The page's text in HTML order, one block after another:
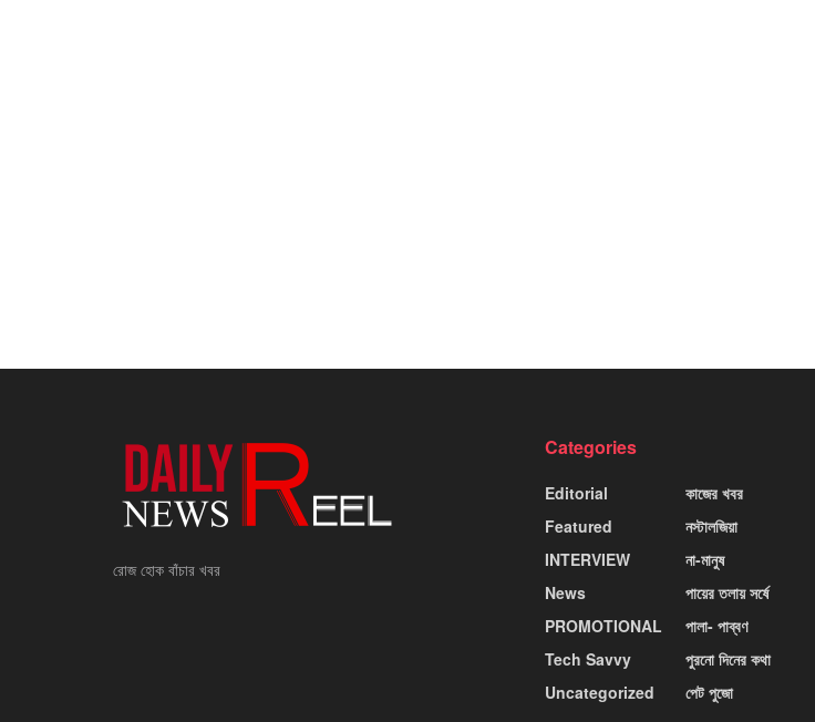
রোজ হোক বাঁচার খবর
Categories
Editorial
Featured
INTERVIEW
News
PROMOTIONAL
Tech Savvy
Uncategorized
কাজের খবর
নস্টালজিয়া
না-মানুষ
পায়ের তলায় সর্ষে
পালা- পাব্বণ
পুরনো দিনের কথা
পেট পুজো